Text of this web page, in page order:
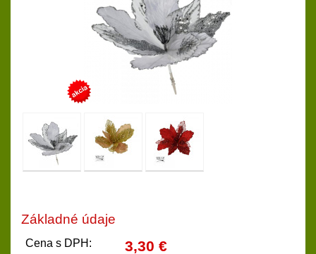
Základné údaje
Cena s DPH: 3,30 €